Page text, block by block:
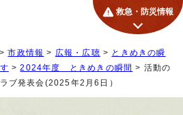
救急・防災情報
>市政情報 > 広報・広聴 > ときめきの瞬
>2024年度 ときめきの瞬間 > 活動の
ブ発表会(2025年2月6日）